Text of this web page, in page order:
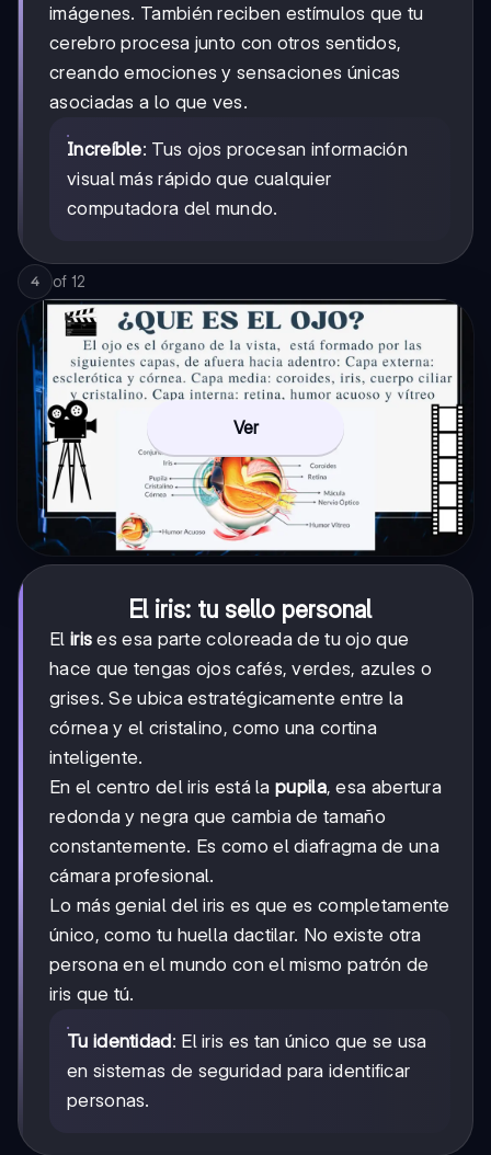
imágenes. También reciben estímulos que tu
cerebro procesa junto con otros sentidos,
creando emociones y sensaciones únicas
asociadas a lo que ves.
Increíble: Tus ojos procesan información
visual más rápido que cualquier
computadora del mundo.
4 of 12
Ver
El iris: tu sello personal
El iris es esa parte coloreada de tu ojo que
hace que tengas ojos cafés, verdes, azules o
grises. Se ubica estratégicamente entre la
córnea y el cristalino, como una cortina
inteligente.
En el centro del iris está la pupila, esa abertura
redonda y negra que cambia de tamaño
constantemente. Es como el diafragma de una
cámara profesional.
Lo más genial del iris es que es completamente
único, como tu huella dactilar. No existe otra
persona en el mundo con el mismo patrón de
iris que tú.
Tu identidad: El iris es tan único que se usa
en sistemas de seguridad para identificar
personas.